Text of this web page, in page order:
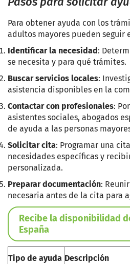
Para obtener ayuda con los
adultos mayores pueden seguir
Identificar la necesidad :
se necesita y para qué trámites.
Buscar servicios locales:
asistencia disponibles en la
Contactar con profesionales:
asistentes sociales, abogados
de ayuda a las personas
Solicitar cita: Programar una
necesidades específicas y
personalizada.
Preparar documentación:
necesaria antes de la cita para
Recibe la disponibilidad
España
Tipo de ayuda Descripción